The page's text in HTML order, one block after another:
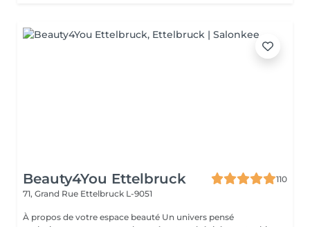
Beauty4You Ettelbruck
110
71, Grand Rue Ettelbruck L-9051
À propos de votre espace beauté Un univers pensé